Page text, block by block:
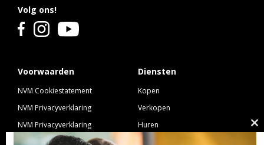
Voorwaarden
NVM Cookiestatement
NVM Privacyverklaring
NVM Privacyverklaring
Nieuwbouw
Diensten
Kopen
Verkopen
Huren
Volg ons!